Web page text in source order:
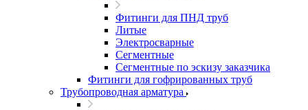
Фитинги для ПНД труб
Литые
Электросварные
Сегментные
Сегментные по эскизу заказчика
Фитинги для гофрированных труб
Трубопроводная арматура